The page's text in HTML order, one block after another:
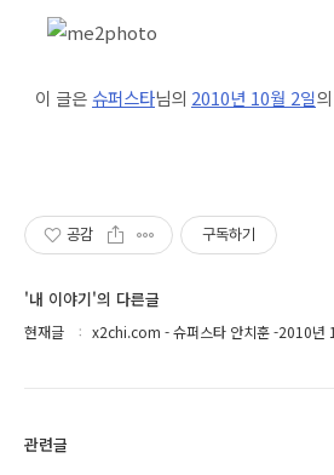
이 글은 슈퍼스타님의 2010년 10월 2일
공감 구독하기
'내 이야기'의 다른글
현재글 x2chi.com - 슈퍼스타 안치훈 -2010년
관련글